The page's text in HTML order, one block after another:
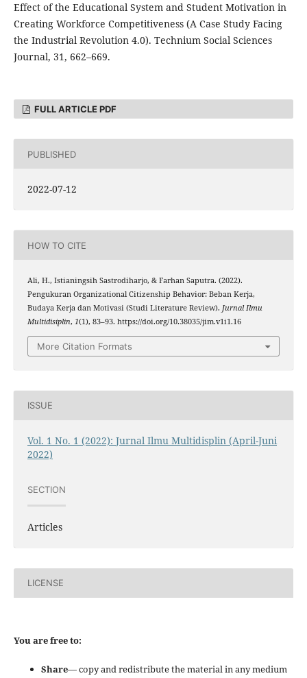
Effect of the Educational System and Student Motivation in
Creating Workforce Competitiveness (A Case Study Facing
the Industrial Revolution 4.0). Technium Social Sciences
Journal, 31, 662–669.
FULL ARTICLE PDF
PUBLISHED
2022-07-12
HOW TO CITE
Ali, H., Istianingsih Sastrodiharjo, & Farhan Saputra. (2022).
Pengukuran Organizational Citizenship Behavior: Beban Kerja,
Budaya Kerja dan Motivasi (Studi Literature Review). Jurnal Ilmu
Multidisiplin, 1(1), 83–93. https://doi.org/10.38035/jim.v1i1.16
More Citation Formats
ISSUE
Vol. 1 No. 1 (2022): Jurnal Ilmu Multidisplin (April-Juni
2022)
SECTION
Articles
LICENSE
You are free to:
Share— copy and redistribute the material in any medium